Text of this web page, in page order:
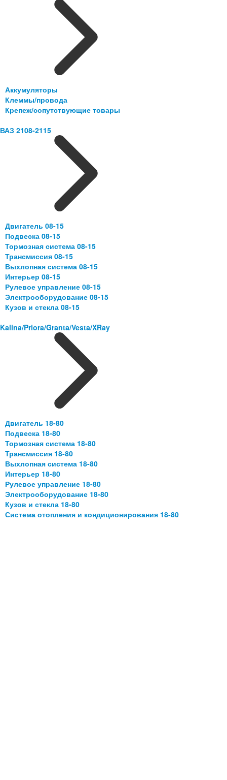
Аккумуляторы
Клеммы/провода
Крепеж/сопутствующие товары
ВАЗ 2108-2115
Двигатель 08-15
Подвеска 08-15
Тормозная система 08-15
Трансмиссия 08-15
Выхлопная система 08-15
Интерьер 08-15
Рулевое управление 08-15
Электрооборудование 08-15
Кузов и стекла 08-15
Kalina/Priora/Granta/Vesta/XRay
Двигатель 18-80
Подвеска 18-80
Тормозная система 18-80
Трансмиссия 18-80
Выхлопная система 18-80
Интерьер 18-80
Рулевое управление 18-80
Электрооборудование 18-80
Кузов и стекла 18-80
Система отопления и кондиционирования 18-80